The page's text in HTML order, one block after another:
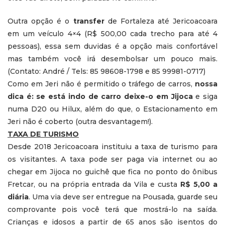
Outra opção é o transferde Fortaleza até Jericoacoara
em um veículo 4×4 (R$ 500,00 cada trecho para até 4
pessoas), essa sem duvidas é a opção mais confortável
mas também você irá desembolsar um pouco mais.
(Contato: André / Tels: 85 98608-1798 e 85 99981-0717)
Como em Jeri não é permitido o tráfego de carros, nossa
dica é: se está indo de carro deixe-o em Jijocae siga
numa D20 ou Hilux, além do que, o Estacionamento em
Jeri não é coberto (outra desvantagem!).
TAXA DE TURISMO
Desde 2018 Jericoacoara instituiu a taxa de turismo para
os visitantes. A taxa pode ser paga via internet ou ao
chegar em Jijoca no guichê que fica no ponto do ônibus
Fretcar, ou na própria entrada da Vila e custa R$ 5,00 a
diária. Uma via deve ser entregue na Pousada, guarde seu
comprovante pois você terá que mostrá-lo na saída.
Crianças e idosos a partir de 65 anos são isentos do